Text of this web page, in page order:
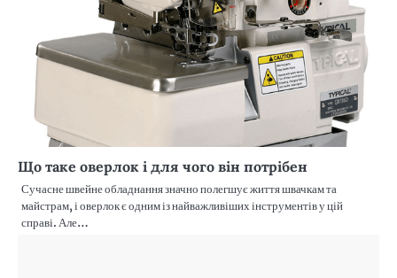
Що таке оверлок і для чого він потрібен
Сучасне швейне обладнання значно полегшує життя швачкам та
майстрам, і оверлок є одним із найважливіших інструментів у цій
справі. Але…